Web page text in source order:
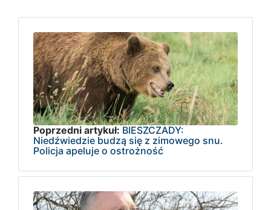
Poprzedni artykuł: BIESZCZADY:
Niedźwiedzie budzą się z zimowego snu.
Policja apeluje o ostrożność